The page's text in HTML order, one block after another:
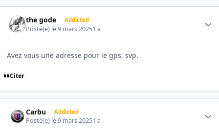
the gode Addicted
Posté(e) le 9 mars 20251 a
Avez vous une adresse pour le gps, svp.
Citer
Carbu Addicted
Posté(e) le 9 mars 20251 a